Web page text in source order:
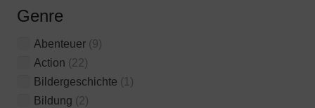
Genre
Abenteuer (9)
Action (22)
Bildergeschichte (1)
Bildung (2)